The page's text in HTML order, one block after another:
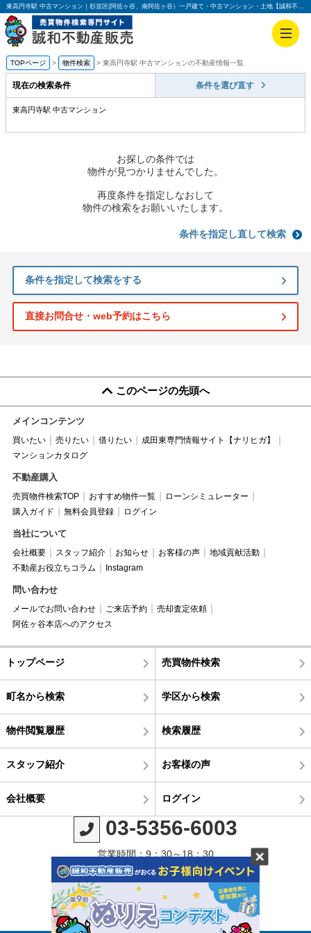
東高円寺駅 中古マンション｜杉並区(阿佐ヶ谷、南阿佐ヶ谷）一戸建て・中古マンション・土地【誠和不動産販売】
TOPページ 物件検索 東高円寺駅 中古マンションの不動産情報一覧
現在の検索条件 条件を選び直す
東高円寺駅 中古マンション
お探しの条件では
物件が見つかりませんでした。
再度条件を指定しなおして
物件の検索をお願いいたします。
条件を指定し直して検索
条件を指定して検索をする
直接お問合せ・web予約はこちら
このページの先頭へ
メインコンテンツ
買いたい 売りたい 借りたい
成田東専門情報サイト【ナリヒガ】
マンションカタログ
不動産購入
売買物件検索TOP おすすめ物件一覧
ローンシミュレーター
購入ガイド
無料会員登録 ログイン
当社について
会社概要 スタッフ紹介 お知らせ お客様の声
地域貢献活動
不動産お役立ちコラム
Instagram
問い合わせ
メールでお問い合わせ ご来店予約
売却査定依頼
阿佐ヶ谷本店へのアクセス
トップページ 売買物件検索
町名から検索 学区から検索
物件閲覧履歴 検索履歴
スタッフ紹介 お客様の声
会社概要 ログイン
03-5356-6003
営業時間：9：30～18：30
定休日：毎週火曜日・水曜日